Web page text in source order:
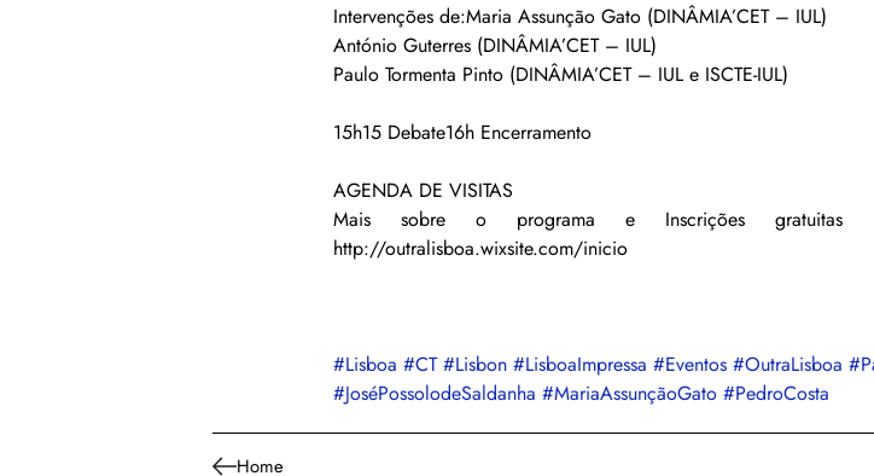
Home
Intervenções de:Maria Assunção Gato (DINÂMIA’CET – IUL)
António Guterres (DINÂMIA’CET – IUL)
Paulo Tormenta Pinto (DINÂMIA’CET – IUL e ISCTE-IUL)
15h15 Debate16h Encerramento
AGENDA DE VISITAS
Mais sobre o programa e Inscrições
http://outralisboa.wixsite.com/inicio
#Lisboa #CT #Lisbon #LisboaImpressa #Eventos #OutraLisboa
#JoséPossolodeSaldanha #MariaAssunçãoGato #PedroCosta